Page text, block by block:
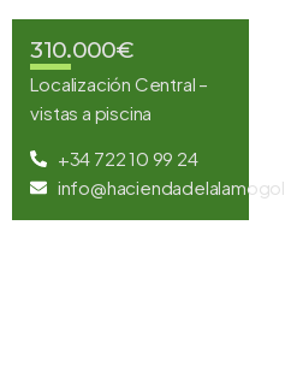
310.000€
Localización Central –
vistas a piscina
+34 722 10 99 24